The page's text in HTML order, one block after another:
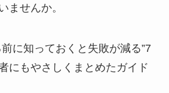
ませんか。
に知っておくと失敗が減る”7
にもやさしくまとめたガイド